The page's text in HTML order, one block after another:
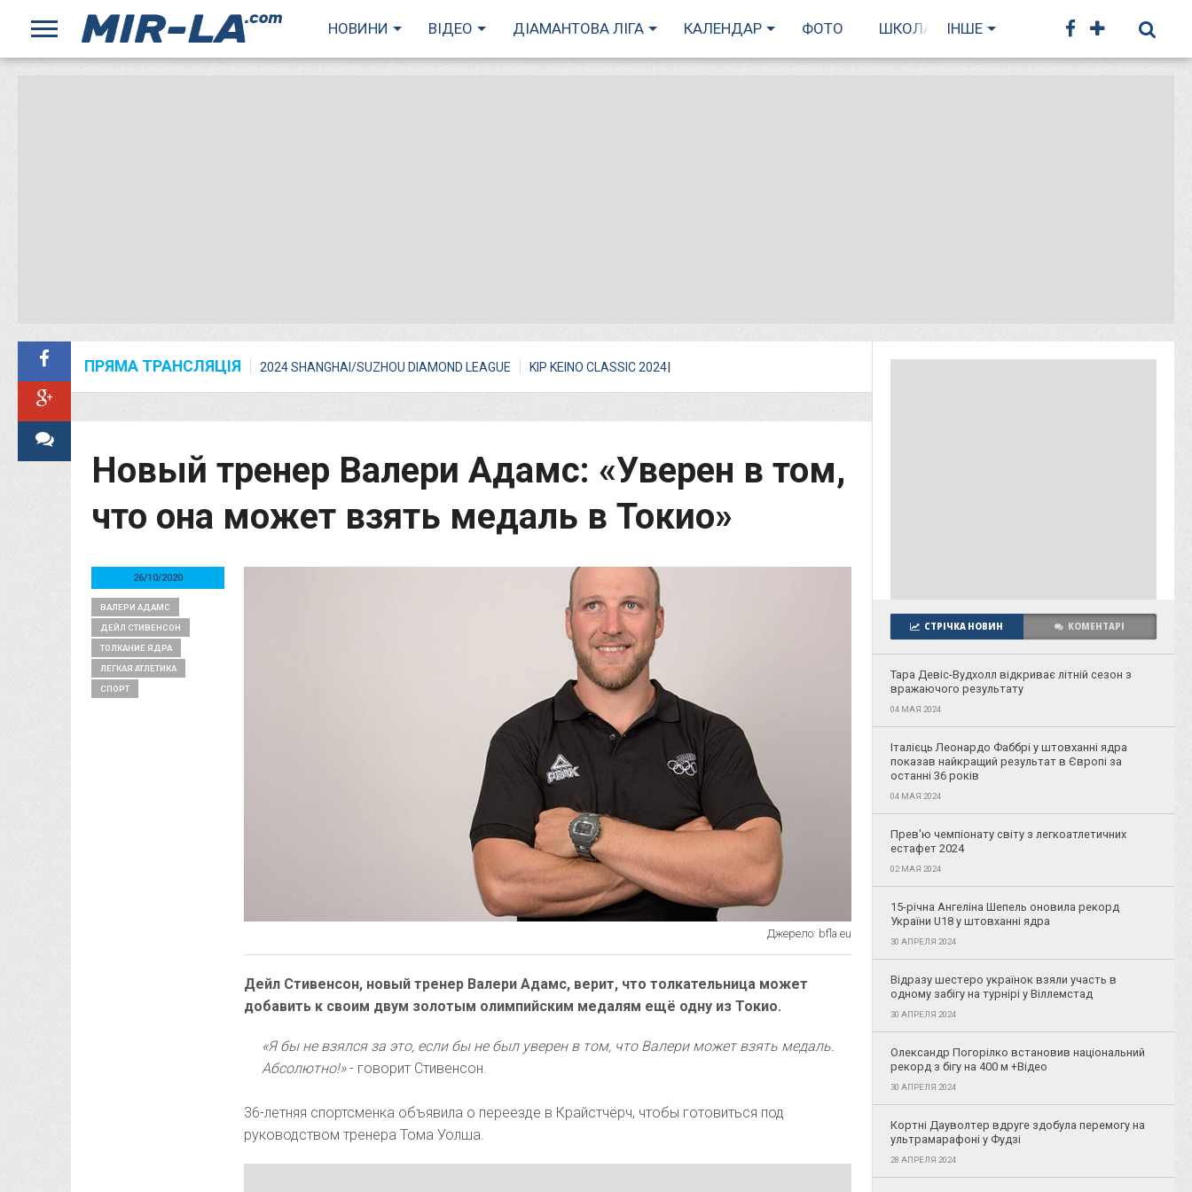
НОВИНИ ВІДЕО ДІАМАНТОВА ЛІГА КАЛЕНДАР ФОТО ШКОЛА БІГУ
ІНШЕ
ПРЯМА ТРАНСЛЯЦІЯ 2024 SHANGHAI/SUZHOU DIAMOND LEAGUE I
KIP KEINO CLASSIC 2024
Новый тренер Валери Адамс: «Уверен в том,
что она может взять медаль в Токио»
Джерело: bfla.eu
Дейл Стивенсон, новый тренер Валери Адамс, верит, что толкательница может
добавить к своим двум золотым олимпийским медалям ещё одну из Токио.
«Я бы не взялся за это, если бы не был уверен в том, что Валери может взять медаль.
Абсолютно!»- говорит Стивенсон.
36-летняя спортсменка объявила о переезде в Крайстчёрч, чтобы готовиться под
руководством тренера Тома Уолша.
26/10/2020
ВАЛЕРИ АДАМС
ДЕЙЛ СТИВЕНСОН
ТОЛКАНИЕ ЯДРА
ЛЕГКАЯ АТЛЕТИКА
СПОРТ
СТРІЧКА НОВИН КОМЕНТАРІ
Тара Девіс-Вудхолл відкриває літній сезон з
вражаючого результату
04 МАЯ 2024
Італієць Леонардо Фаббрі у штовханні ядра
показав найкращий результат в Європі за
останні 36 років
04 МАЯ 2024
Прев'ю чемпіонату світу з легкоатлетичних
естафет 2024
02 МАЯ 2024
15-річна Ангеліна Шепель оновила рекорд
України U18 у штовханні ядра
30 АПРЕЛЯ 2024
Відразу шестеро українок взяли участь в
одному забігу на турнірі у Віллемстад
30 АПРЕЛЯ 2024
Олександр Погорілко встановив національний
рекорд з бігу на 400 м +Відео
30 АПРЕЛЯ 2024
Кортні Дауволтер вдруге здобула перемогу на
ультрамарафоні у Фудзі
28 АПРЕЛЯ 2024